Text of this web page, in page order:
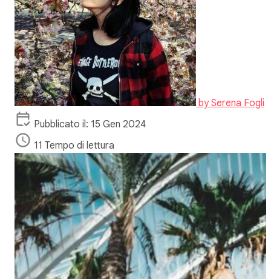
bySerena Fogli
Pubblicato il: 15 Gen 2024
11 Tempo di lettura